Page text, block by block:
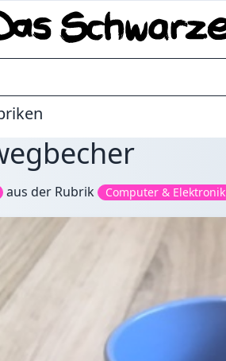
aus der Rubrik Computer & Elektronik